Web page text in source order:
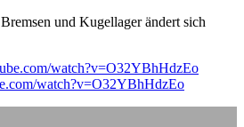
und Kugellager ändert sich
watch?v=O32YBhHdzEo